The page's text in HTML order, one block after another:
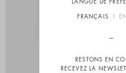
LANGUE DE
FRANÇAIS
RESTONS EN
RECEVEZ LA